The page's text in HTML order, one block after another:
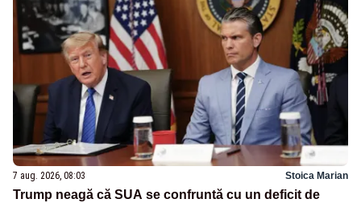
7 aug. 2026, 08:03 Stoica Marian
Trump neagă că SUA se confruntă cu un deficit de